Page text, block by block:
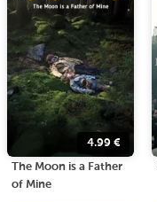
4.99€
The Moon is a Father
of Mine